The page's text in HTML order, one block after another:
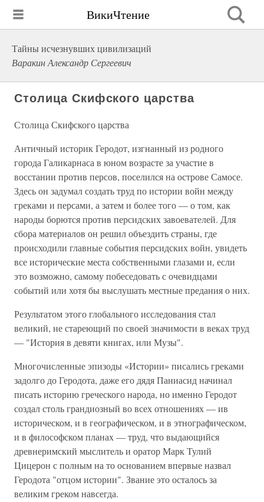
ВикиЧтение
Тайны исчезнувших цивилизаций
Варакин Александр Сергеевич
Столица Скифского царства
Столица Скифского царства
Античный историк Геродот, изгнанный из родного
города Галикарнаса в юном возрасте за участие в
восстании против персов, поселился на острове Самосе.
Здесь он задумал создать труд по истории войн между
греками и персами, а затем и более того — о том, как
народы борются против персидских завоевателей. Для
сбора материалов он решил объездить страны, где
происходили главные события персидских войн, увидеть
все исторические места собственными глазами и, если
это возможно, самому побеседовать с очевидцами
событий или хотя бы выслушать местные предания о них.
Результатом этого глобального исследования стал
великий, не стареющий по своей значимости в веках труд
— "История в девяти книгах, или Музы".
Многочисленные эпизоды «Истории» писались греками
задолго до Геродота, даже его дядя Паниасид начинал
писать историю греческого народа, но именно Геродот
создал столь грандиозный во всех отношениях — ив
историческом, и в географическом, и в этнографическом,
и в философском планах — труд, что выдающийся
древнеримский мыслитель и оратор Марк Тулий
Цицерон с полным на то основанием впервые назвал
Геродота "отцом истории". Звание это осталось за
великим греком навсегда.